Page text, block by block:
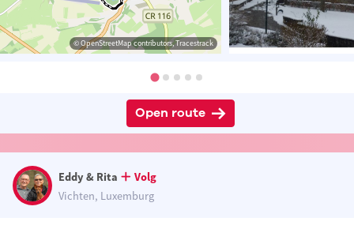
© OpenStreetMap contributors, Tracestrack
Open route
Eddy & Rita
Volg
Vichten, Luxemburg